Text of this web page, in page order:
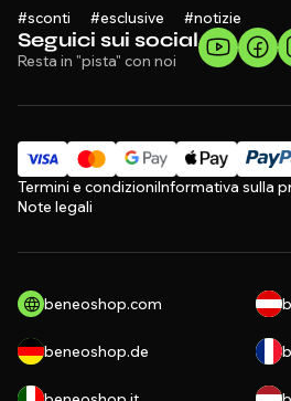
Seguici sui social
Resta in "pista" con noi
#sconti #esclusive #notizie
Termini e condizioniInformativa sulla
Note legali
beneoshop.com
beneoshop.de